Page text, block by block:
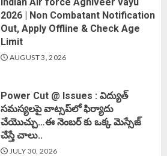
2026 | Non Combatant Notification
Out, Apply Offline & Check Age
Limit
AUGUST 3, 2026
Power Cut @ Issues : విద్యుత్
సమస్యలపై వాట్సప్‌లో ఫిర్యాదు
చేయొచ్చు…ఈ నెంబర్ కు ఒక్క మెస్సేజ్
చేస్తే చాలు..
JULY 30, 2026